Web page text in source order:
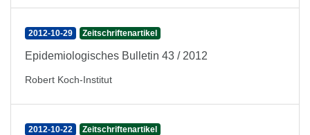
2012-10-29 Zeitschriftenartikel
Epidemiologisches Bulletin 43 / 2012
Robert Koch-Institut
2012-10-22 Zeitschriftenartikel